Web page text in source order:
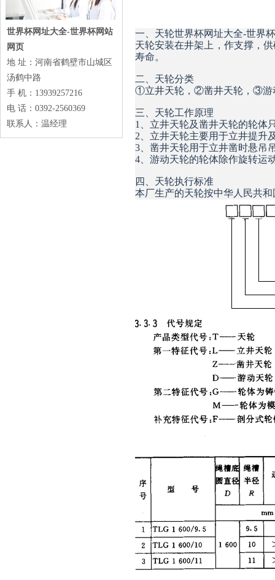
世界杯网址大全-世界杯网站
网页
地 址：河南省鹤壁市山城区
汤鹤中路
手 机：13939257216
电 话：0392-2560369
联系人：温经理
一、天轮世界杯网址大全-世界
天轮安装在井架上，作支撑，
寿命。
二、天轮分类
①立井天轮，②凿井天轮，③游
三、天轮工作原理
1、立井天轮及凿井天轮的轮体
2、立井天轮主要用于立井提升
3、凿井天轮用于立井凿时悬吊
4、游动天轮的轮体除作旋转运
四、天轮执行标准
本厂生产的天轮按中华人民共